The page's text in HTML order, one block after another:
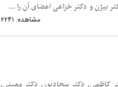
بیژن و دکتر خزاعی اعضای آن را ...
مشاهده: ۲۲۴۱
کاظمی، دکتر سجادپور، دکتر معینی،